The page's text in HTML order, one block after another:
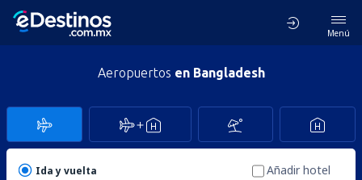
Menú
Aeropuertos en Bangladesh
Ida y vuelta
Añadir hotel